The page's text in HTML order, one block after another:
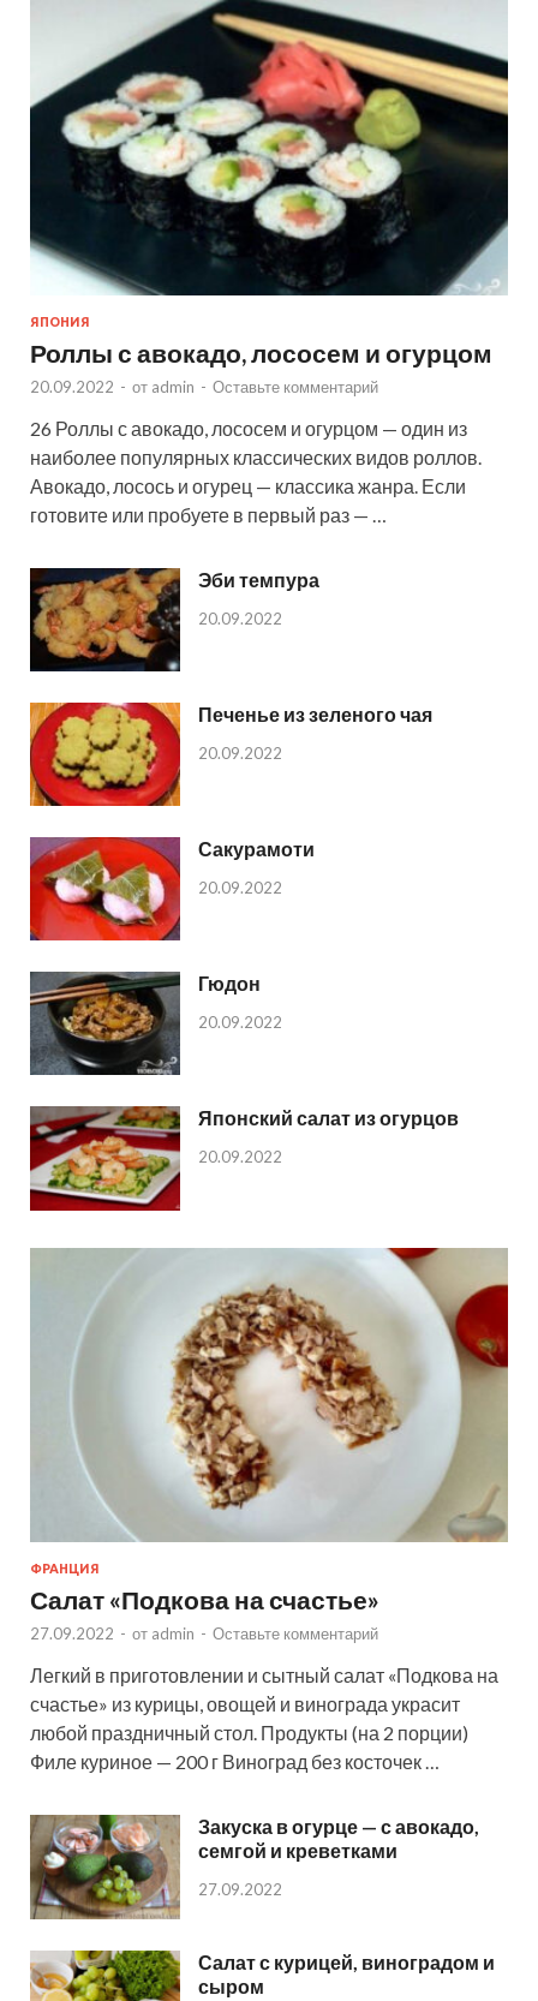
ЯПОНИЯ
Роллы с авокадо, лососем и огурцом
20.09.2022 - от admin - Оставьте комментарий
26 Роллы с авокадо, лососем и огурцом — один из
наиболее популярных классических видов роллов.
Авокадо, лосось и огурец — классика жанра. Если
готовите или пробуете в первый раз — …
Эби темпура
20.09.2022
Печенье из зеленого чая
20.09.2022
Сакурамоти
20.09.2022
Гюдон
20.09.2022
Японский салат из огурцов
20.09.2022
ФРАНЦИЯ
Салат «Подкова на счастье»
27.09.2022 - от admin - Оставьте комментарий
Легкий в приготовлении и сытный салат «Подкова на
счастье» из курицы, овощей и винограда украсит
любой праздничный стол. Продукты (на 2 порции)
Филе куриное — 200 г Виноград без косточек …
Закуска в огурце — с авокадо,
семгой и креветками
27.09.2022
Салат с курицей, виноградом и
сыром